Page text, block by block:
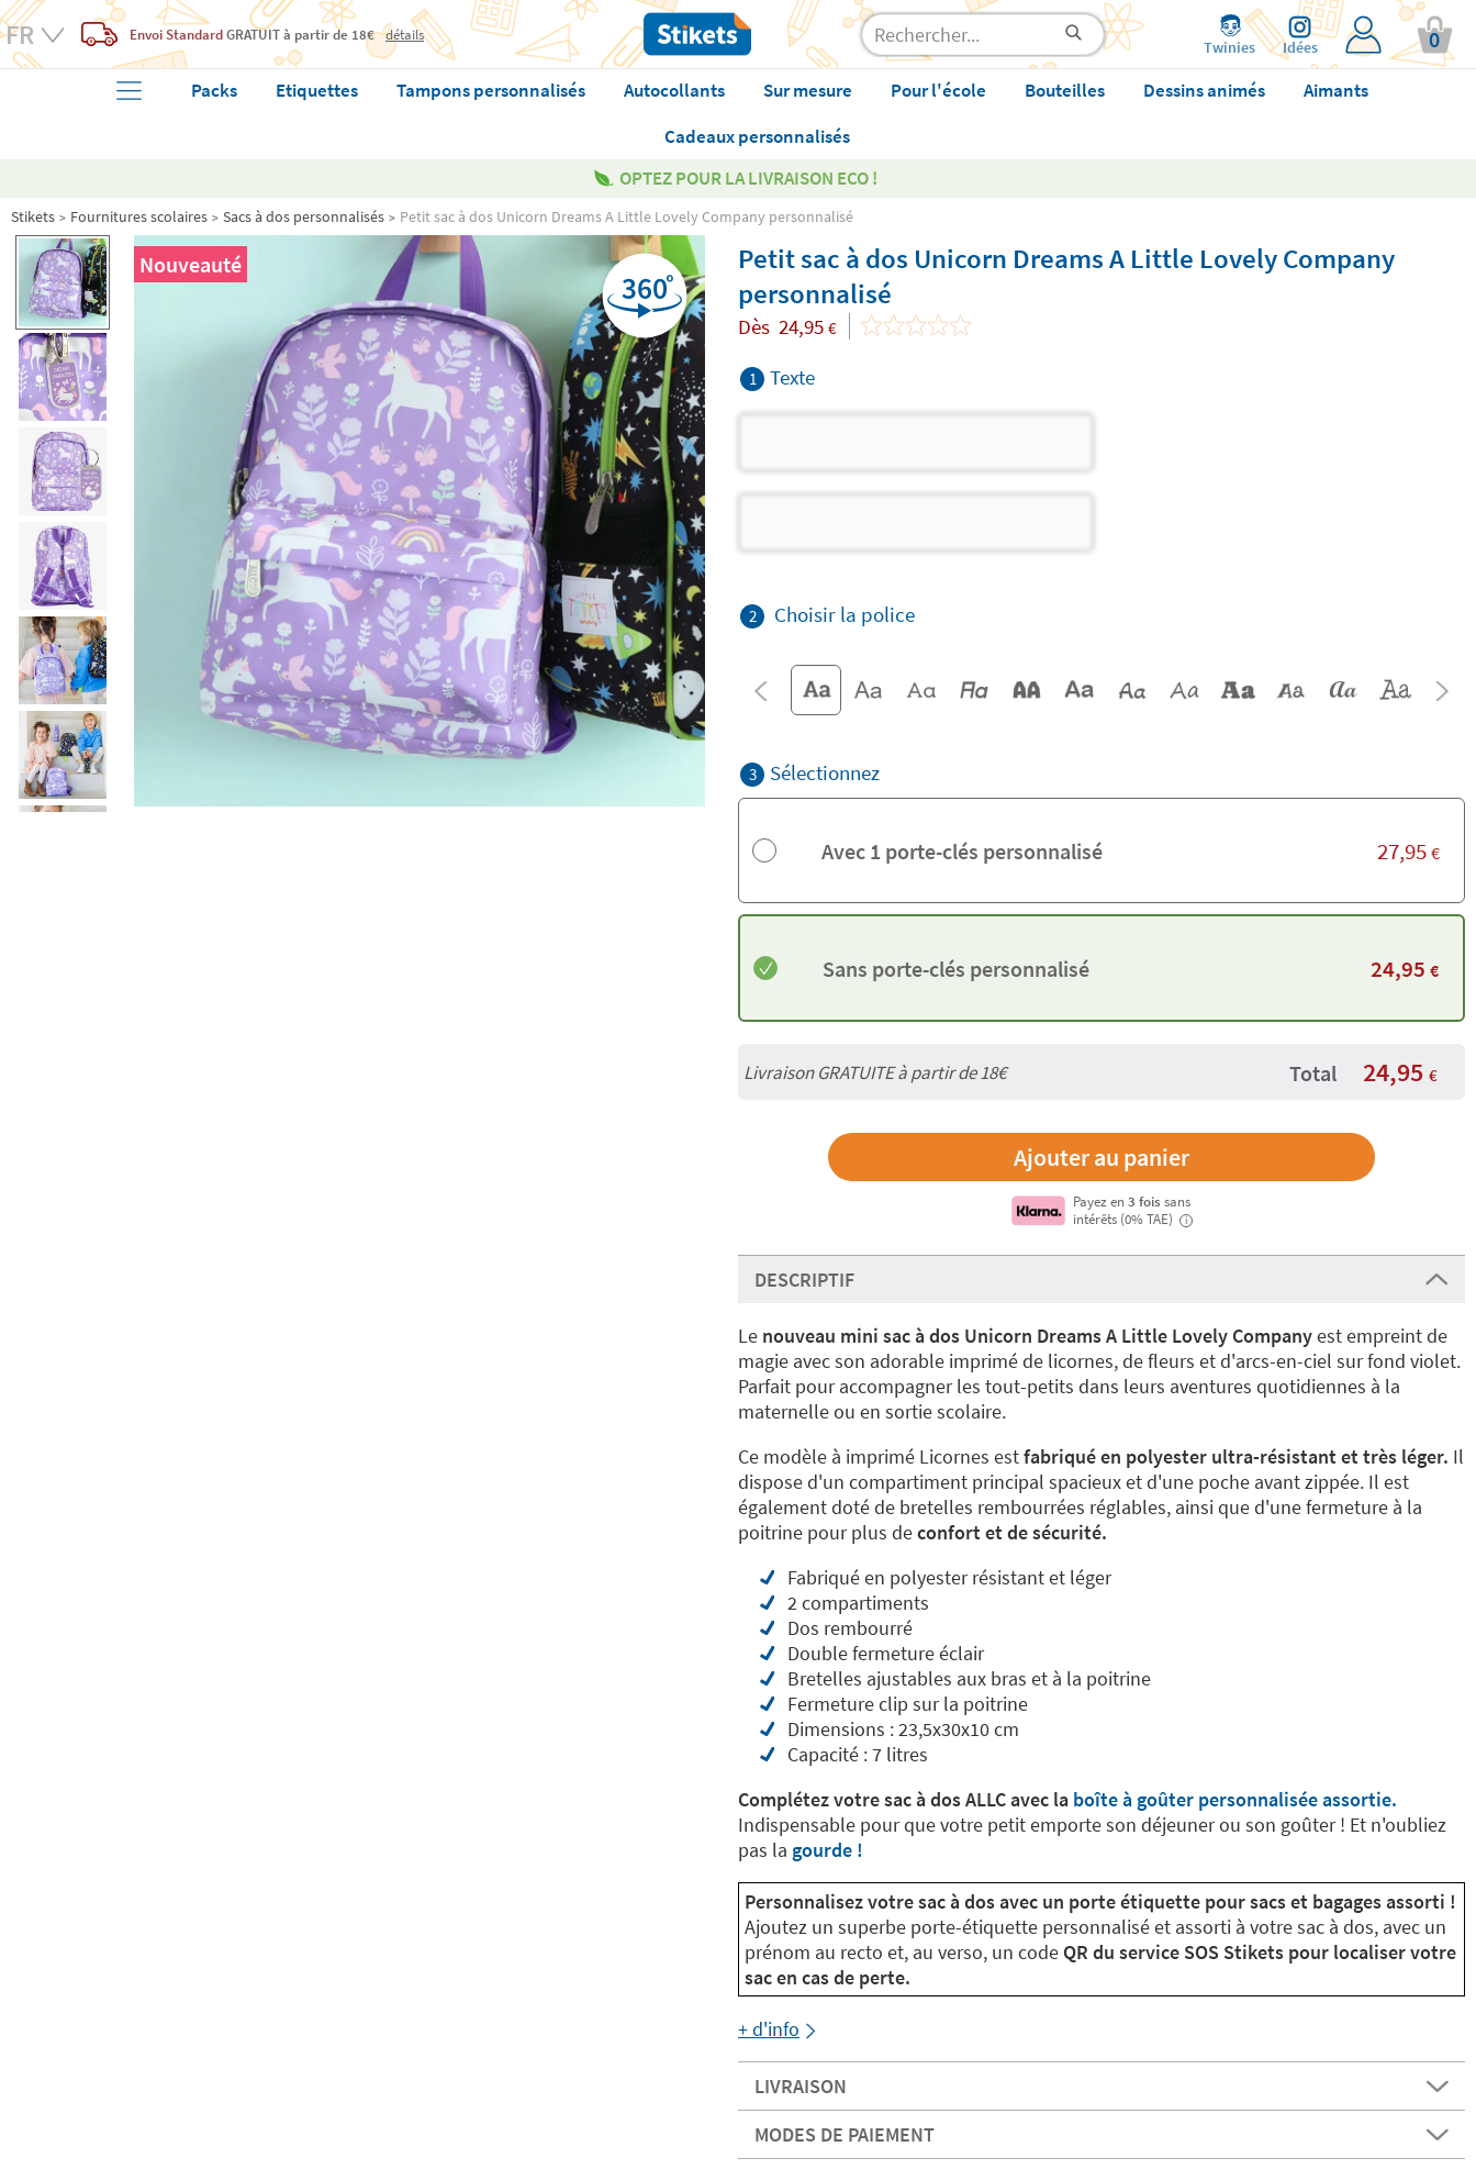
Envoi StandardGRATUITà partir de 18€ détails
Twinies Idées 0
Packs Etiquettes Tampons personnalisés Autocollants Sur mesure Pour l'école Bouteilles Dessins animés
Aimants
Cadeaux personnalisés
OPTEZ POUR LA LIVRAISON ECO !
Stikets Fournitures scolaires Sacs à dos personnalisés Petit sac à dos Unicorn Dreams A Little Lovely Company personnalisé
Nouveauté
Petit sac à dos Unicorn Dreams A Little Lovely Company
personnalisé
Dès 24,95 €
1 Texte
2 Choisir la police
3 Sélectionnez
Avec 1 porte-clés personnalisé 27,95 €
Sans porte-clés personnalisé 24,95 €
Livraison GRATUITE à partir de18€ Total 24,95 €
Payez en 3 fois sans
intérêts (0% TAE)
i
DESCRIPTIF
Le nouveau mini sac à dos Unicorn Dreams A Little Lovely Companyest empreint de
magie avec son adorable imprimé de licornes, de fleurs et d'arcs-en-ciel sur fond violet.
Parfait pour accompagner les tout-petits dans leurs aventures quotidiennes à la
maternelle ou en sortie scolaire.
Ce modèle à imprimé Licornes estfabriqué en polyester ultra-résistant et très léger. Il
dispose d'un compartiment principal spacieux et d'une poche avant zippée. Il est
également doté de bretelles rembourrées réglables, ainsi que d'une fermeture à la
poitrine pour plus deconfort et de sécurité.
Fabriqué en polyester résistant et léger
2 compartiments
Dos rembourré
Double fermeture éclair
Bretelles ajustables aux bras et à la poitrine
Fermeture clip sur la poitrine
Dimensions : 23,5x30x10 cm
Capacité : 7 litres
Complétez votre sac à dos ALLC avec la boîte à goûter personnalisée assortie.
Indispensable pour que votre petit emporte son déjeuner ou son goûter ! Et n'oubliez
pas la gourde !
Personnalisez votre sac à dos avec un porte étiquette pour sacs et bagages assorti !
Ajoutez un superbe porte-étiquette personnalisé et assorti à votre sac à dos, avec un
prénom au recto et, au verso, un code QR du service SOS Stikets pour localiser votre
sac en cas de perte.
+ d'info
LIVRAISON
MODES DE PAIEMENT